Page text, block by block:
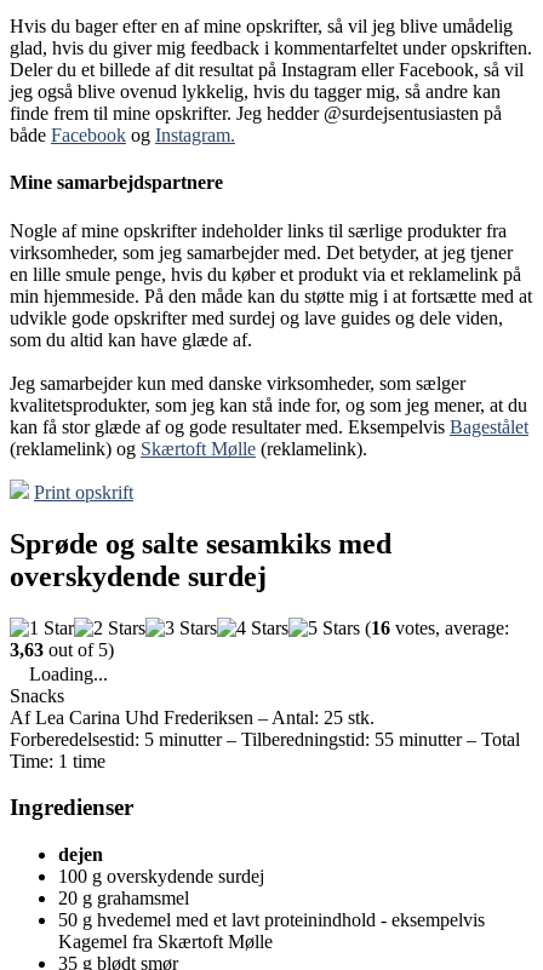
Hvis du bager efter en af mine opskrifter, så vil jeg blive umådelig
glad, hvis du giver mig feedback i kommentarfeltet under opskriften.
Deler du et billede af dit resultat på Instagram eller Facebook, så vil
jeg også blive ovenud lykkelig, hvis du tagger mig, så andre kan
finde frem til mine opskrifter. Jeg hedder @surdejsentusiasten på
både Facebook og Instagram.
Mine samarbejdspartnere
Nogle af mine opskrifter indeholder links til særlige produkter fra
virksomheder, som jeg samarbejder med. Det betyder, at jeg tjener
en lille smule penge, hvis du køber et produkt via et reklamelink på
min hjemmeside. På den måde kan du støtte mig i at fortsætte med at
udvikle gode opskrifter med surdej og lave guides og dele viden,
som du altid kan have glæde af.
Jeg samarbejder kun med danske virksomheder, som sælger
kvalitetsprodukter, som jeg kan stå inde for, og som jeg mener, at du
kan få stor glæde af og gode resultater med. Eksempelvis Bagestålet
(reklamelink) og Skærtoft Mølle (reklamelink).
Print opskrift
Sprøde og salte sesamkiks med
overskydende surdej
(16 votes, average:
3,63 out of 5)
Loading...
Snacks
Af Lea Carina Uhd Frederiksen – Antal: 25 stk.
Forberedelsestid: 5 minutter– Tilberedningstid: 55 minutter– Total
Time: 1 time
Ingredienser
dejen
100 g overskydende surdej
20 g grahamsmel
50 g hvedemel med et lavt proteinindhold - eksempelvis
Kagemel fra Skærtoft Mølle
35 g blødt smør